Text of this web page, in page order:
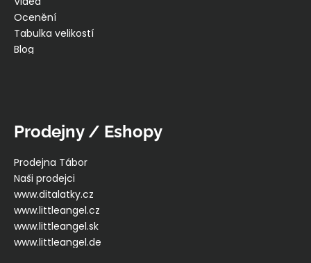
Ocenění
Tabulka velikostí
Blog
Prodejny / Eshopy
Prodejna Tábor
Naši prodejci
www.ditalatky.cz
www.littleangel.cz
www.littleangel.sk
www.littleangel.de